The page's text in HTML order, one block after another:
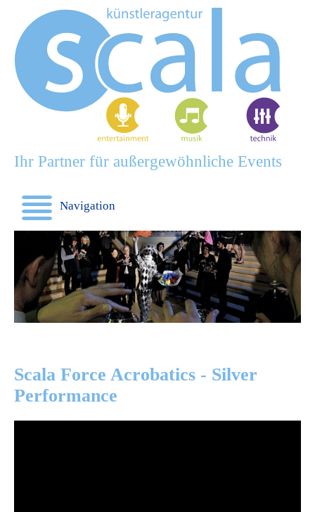
Ihr Partner für außergewöhnliche Events
Navigation
Scala Force Acrobatics - Silver
Performance